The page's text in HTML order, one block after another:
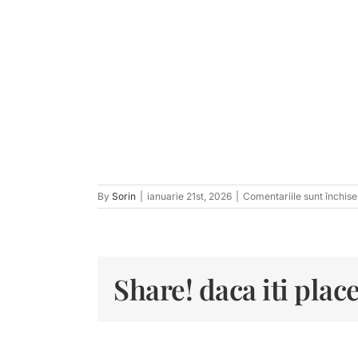
By Sorin ianuarie 21st, 2026 Comentariile sunt închise
Share! daca iti